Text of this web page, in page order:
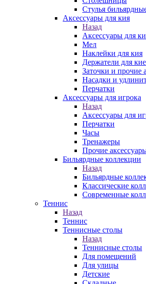
Стулья
Аксессуары для кия
Назад
Аксессуары для
Мел
Наклейки для кия
Держатели для
Заточки и прочие
Насадки и
Перчатки
Аксессуары для игрока
Назад
Аксессуары для
Перчатки
Часы
Тренажеры
Прочие
Бильярдные коллекции
Назад
Бильярдные
Классические
Современные
Теннис
Назад
Теннис
Теннисные столы
Назад
Теннисные столы
Для помещений
Для улицы
Детские